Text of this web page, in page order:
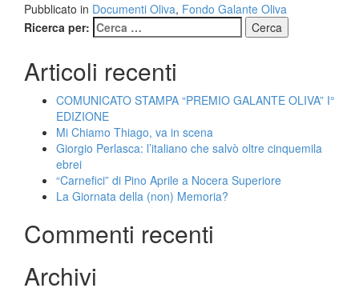
piùRelazione
al
difesa
dei
nocerini
(1953)
Pubblicato in Documenti Oliva, Fondo Galante Oliva
Ricerca per:
Articoli recenti
COMUNICATO STAMPA “PREMIO GALANTE OLIVA” I°
EDIZIONE
Mi Chiamo Thiago, va in scena
Giorgio Perlasca: l’italiano che salvò oltre cinquemila
ebrei
“Carnefici” di Pino Aprile a Nocera Superiore
La Giornata della (non) Memoria?
Commenti recenti
Archivi